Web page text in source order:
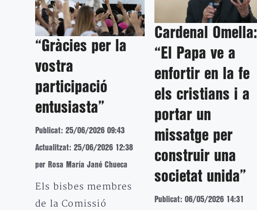
“Gràcies per la
vostra
participació
entusiasta”
Publicat: 25/06/2026 09:43
Actualitzat: 25/06/2026 12:38
per Rosa María Jané Chueca
Els bisbes membres
de la Comissió
Cardenal Omella:
“El Papa ve a
enfortir en la fe
els cristians i a
portar un
missatge per
construir una
societat unida”
Publicat: 06/05/2026 14:31